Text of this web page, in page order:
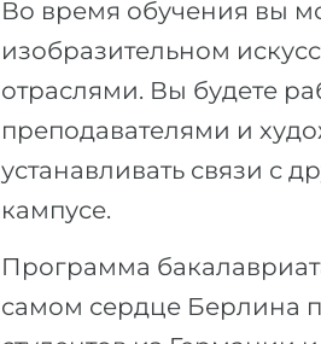
Во время обучения вы
изобразительном
отраслями. Вы будете
преподавателями и
устанавливать связи с
кампусе.
Программа
самом сердце Берлина